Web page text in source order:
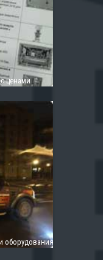
ценами
оборудования